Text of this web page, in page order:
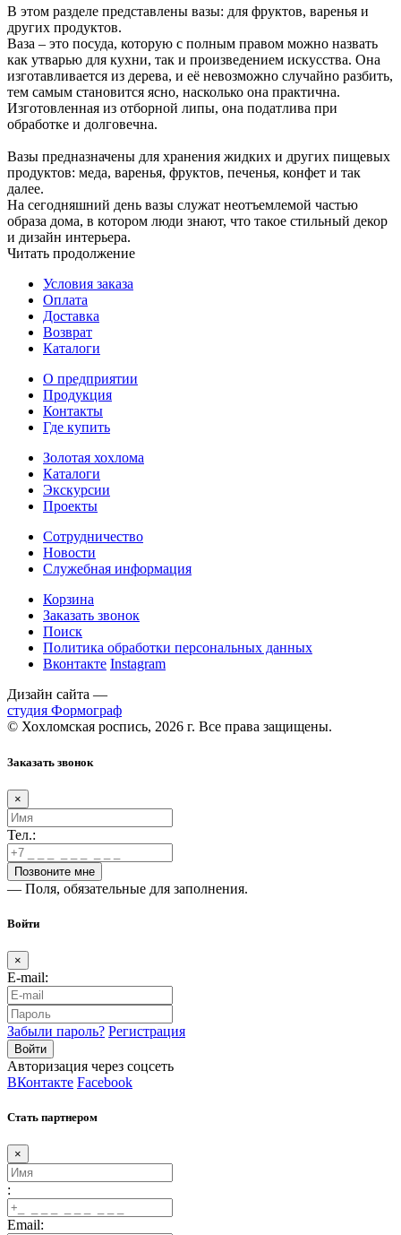
В этом разделе представлены вазы: для фруктов, варенья и
других продуктов.
Ваза – это посуда, которую с полным правом можно назвать
как утварью для кухни, так и произведением искусства. Она
изготавливается из дерева, и её невозможно случайно разбить,
тем самым становится ясно, насколько она практична.
Изготовленная из отборной липы, она податлива при
обработке и долговечна.
Вазы предназначены для хранения жидких и других пищевых
продуктов: меда, варенья, фруктов, печенья, конфет и так
далее.
На сегодняшний день вазы служат неотъемлемой частью
образа дома, в котором люди знают, что такое стильный декор
и дизайн интерьера.
Читать продолжение
Условия заказа
Оплата
Доставка
Возврат
Каталоги
О предприятии
Продукция
Контакты
Где купить
Золотая хохлома
Каталоги
Экскурсии
Проекты
Сотрудничество
Новости
Служебная информация
Корзина
Заказать звонок
Поиск
Политика обработки персональных данных
Вконтакте Instagram
Дизайн сайта —
студия Формограф
© Хохломская роспись, 2026 г. Все права защищены.
Заказать звонок
×
Тел.:
— Поля, обязательные для заполнения.
Войти
×
E-mail:
Забыли пароль? Регистрация
Авторизация через соцсеть
ВКонтакте Facebook
Стать партнером
×
:
Email: